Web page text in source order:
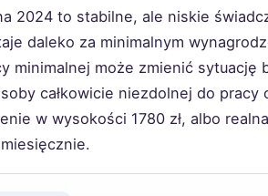
2024 to stabilne, ale niskie
daleko za minimalnym
minimalnej może zmienić
całkowicie niezdolnej do pracy
w wysokości 1780 zł, albo